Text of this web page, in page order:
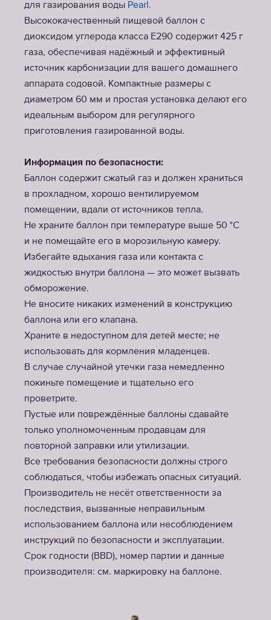
для газирования воды Pearl.
Высококачественный пищевой баллон с
диоксидом углерода класса E290 содержит 425 г
газа, обеспечивая надёжный и эффективный
источник карбонизации для вашего домашнего
аппарата содовой. Компактные размеры с
диаметром 60 мм и простая установка делают его
идеальным выбором для регулярного
приготовления газированной воды.
Информация по безопасности:
Баллон содержит сжатый газ и должен храниться
в прохладном, хорошо вентилируемом
помещении, вдали от источников тепла.
Не храните баллон при температуре выше 50 °C
и не помещайте его в морозильную камеру.
Избегайте вдыхания газа или контакта с
жидкостью внутри баллона — это может вызвать
обморожение.
Не вносите никаких изменений в конструкцию
баллона или его клапана.
Храните в недоступном для детей месте; не
использовать для кормления младенцев.
В случае случайной утечки газа немедленно
покиньте помещение и тщательно его
проветрите.
Пустые или повреждённые баллоны сдавайте
только уполномоченным продавцам для
повторной заправки или утилизации.
Все требования безопасности должны строго
соблюдаться, чтобы избежать опасных ситуаций.
Производитель не несёт ответственности за
последствия, вызванные неправильным
использованием баллона или несоблюдением
инструкций по безопасности и эксплуатации.
Срок годности (BBD), номер партии и данные
производителя: см. маркировку на баллоне.